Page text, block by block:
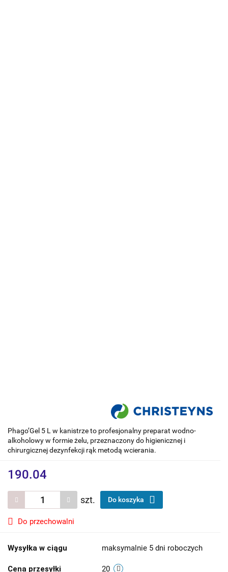
Phago’Gel 5 L w kanistrze to profesjonalny preparat wodno-
alkoholowy w formie żelu, przeznaczony do higienicznej i
chirurgicznej dezynfekcji rąk metodą wcierania.
190.04
szt. Do koszyka
Do przechowalni
Wysyłka w ciągu maksymalnie 5 dni roboczych
Cena przesyłki 20